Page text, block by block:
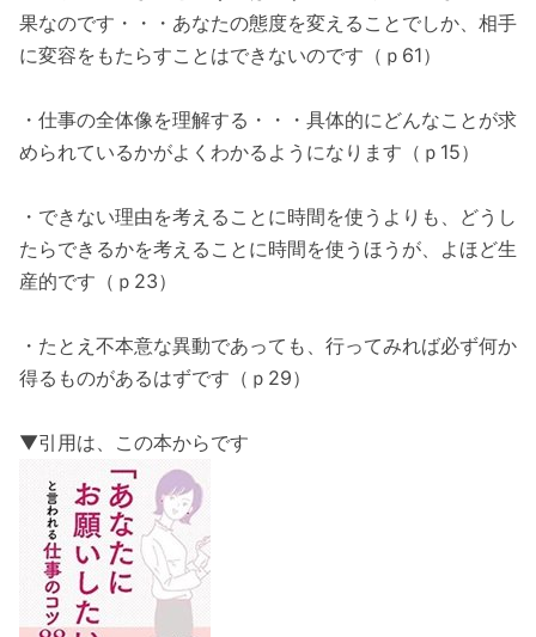
果なのです・・・あなたの態度を変えることでしか、相手
に変容をもたらすことはできないのです（ｐ61）
・仕事の全体像を理解する・・・具体的にどんなことが求
められているかがよくわかるようになります（ｐ15）
・できない理由を考えることに時間を使うよりも、どうし
たらできるかを考えることに時間を使うほうが、よほど生
産的です（ｐ23）
・たとえ不本意な異動であっても、行ってみれば必ず何か
得るものがあるはずです（ｐ29）
▼引用は、この本からです